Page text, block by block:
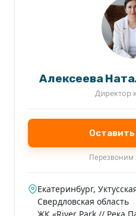
Алексеева
Директор
Оставить
Перезвоним
Екатеринбург,
Свердловская область